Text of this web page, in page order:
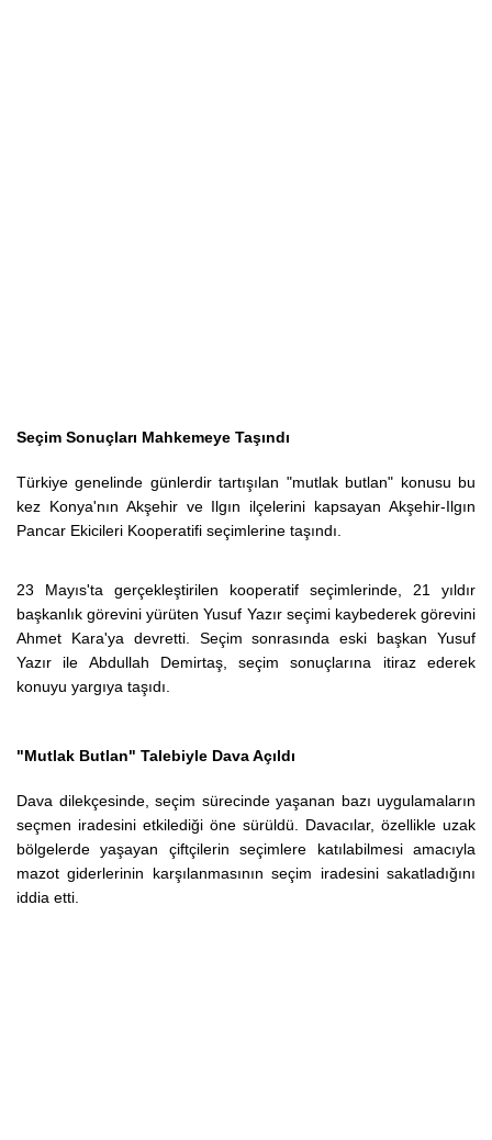
Seçim Sonuçları Mahkemeye Taşındı
Türkiye genelinde günlerdir tartışılan "mutlak butlan" konusu bu
kez Konya'nın Akşehir ve Ilgın ilçelerini kapsayan Akşehir-Ilgın
Pancar Ekicileri Kooperatifi seçimlerine taşındı.
23 Mayıs'ta gerçekleştirilen kooperatif seçimlerinde, 21 yıldır
başkanlık görevini yürüten Yusuf Yazır seçimi kaybederek görevini
Ahmet Kara'ya devretti. Seçim sonrasında eski başkan Yusuf
Yazır ile Abdullah Demirtaş, seçim sonuçlarına itiraz ederek
konuyu yargıya taşıdı.
"Mutlak Butlan" Talebiyle Dava Açıldı
Dava dilekçesinde, seçim sürecinde yaşanan bazı uygulamaların
seçmen iradesini etkilediği öne sürüldü. Davacılar, özellikle uzak
bölgelerde yaşayan çiftçilerin seçimlere katılabilmesi amacıyla
mazot giderlerinin karşılanmasının seçim iradesini sakatladığını
iddia etti.